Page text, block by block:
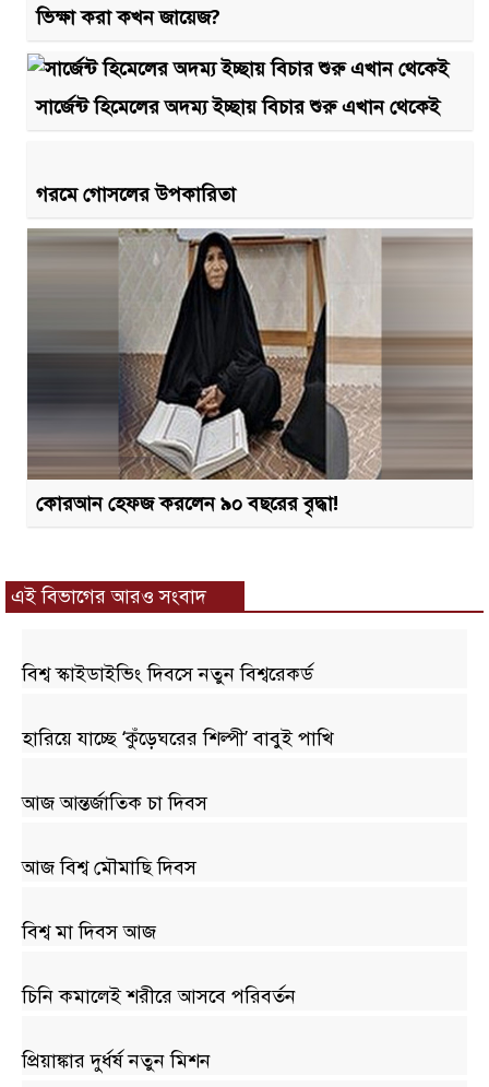
ভিক্ষা করা কখন জায়েজ?
সার্জেন্ট হিমেলের অদম্য ইচ্ছায় বিচার শুরু এখান থেকেই
গরমে গোসলের উপকারিতা
কোরআন হেফজ করলেন ৯০ বছরের বৃদ্ধা!
এই বিভাগের আরও সংবাদ
বিশ্ব স্কাইডাইভিং দিবসে নতুন বিশ্বরেকর্ড
হারিয়ে যাচ্ছে ‘কুঁড়েঘরের শিল্পী’ বাবুই পাখি
আজ আন্তর্জাতিক চা দিবস
আজ বিশ্ব মৌমাছি দিবস
বিশ্ব মা দিবস আজ
চিনি কমালেই শরীরে আসবে পরিবর্তন
প্রিয়াঙ্কার দুর্ধর্ষ নতুন মিশন